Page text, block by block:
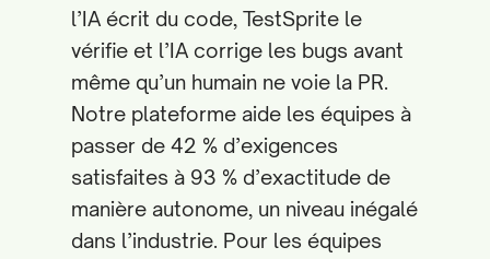
l’IA écrit du code, TestSprite le
vérifie et l’IA corrige les bugs avant
même qu’un humain ne voie la PR.
Notre plateforme aide les équipes à
passer de 42 % d’exigences
satisfaites à 93 % d’exactitude de
manière autonome, un niveau inégalé
dans l’industrie. Pour les équipes